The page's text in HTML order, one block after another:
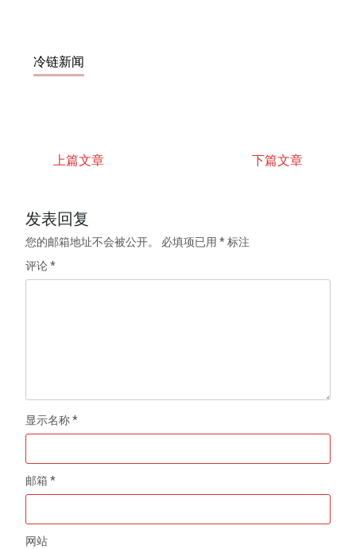
冷链新闻
上篇文章 下篇文章
发表回复
您的邮箱地址不会被公开。 必填项已用*标注
评论*
显示名称*
邮箱*
网站